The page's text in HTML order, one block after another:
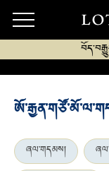
ཞལ་གདམས།